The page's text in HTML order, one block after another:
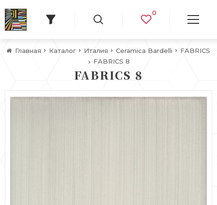
0
Главная Каталог Италия Ceramica Bardelli
FABRICS
FABRICS 8
FABRICS 8